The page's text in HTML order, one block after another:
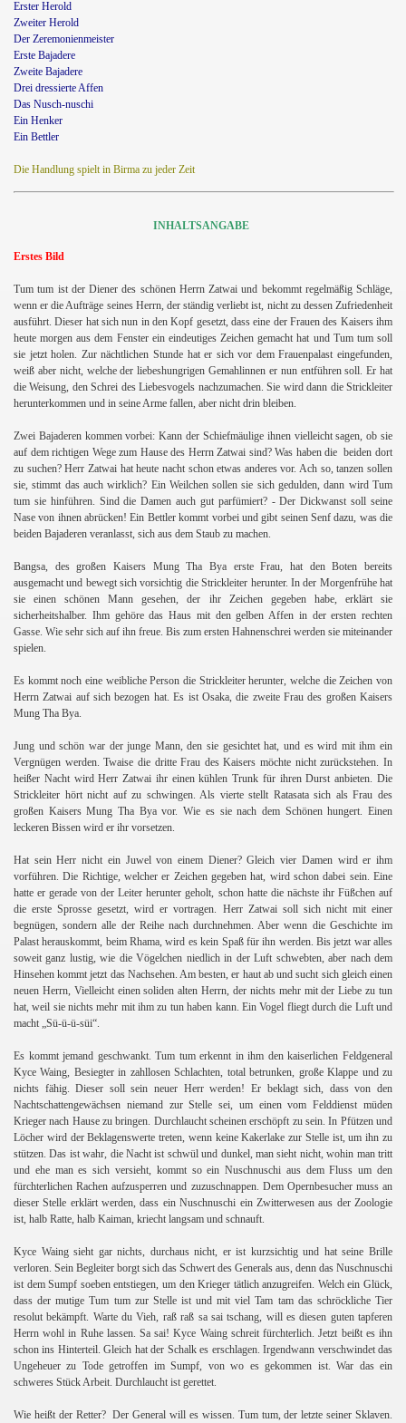
Erster Herold
Zweiter Herold
Der Zeremonienmeister
Erste Bajadere
Zweite Bajadere
Drei dressierte Affen
Das Nusch-nuschi
Ein Henker
Ein Bettler
Die Handlung spielt in Birma zu jeder Zeit
INHALTSANGABE
Erstes Bild
Tum tum ist der Diener des schönen Herrn Zatwai und bekommt regelmäßig Schläge,
wenn er die Aufträge seines Herrn, der ständig verliebt ist, nicht zu dessen Zufriedenheit
ausführt. Dieser hat sich nun in den Kopf gesetzt, dass eine der Frauen des Kaisers ihm
heute morgen aus dem Fenster ein eindeutiges Zeichen gemacht hat und Tum tum soll
sie jetzt holen. Zur nächtlichen Stunde hat er sich vor dem Frauenpalast eingefunden,
weiß aber nicht, welche der liebeshungrigen Gemahlinnen er nun entführen soll. Er hat
die Weisung, den Schrei des Liebesvogels nachzumachen. Sie wird dann die Strickleiter
herunterkommen und in seine Arme fallen, aber nicht drin bleiben.
Zwei Bajaderen kommen vorbei: Kann der Schiefmäulige ihnen vielleicht sagen, ob sie
auf dem richtigen Wege zum Hause des Herrn Zatwai sind? Was haben die beiden dort
zu suchen? Herr Zatwai hat heute nacht schon etwas anderes vor. Ach so, tanzen sollen
sie, stimmt das auch wirklich? Ein Weilchen sollen sie sich gedulden, dann wird Tum
tum sie hinführen. Sind die Damen auch gut parfümiert? - Der Dickwanst soll seine
Nase von ihnen abrücken! Ein Bettler kommt vorbei und gibt seinen Senf dazu, was die
beiden Bajaderen veranlasst, sich aus dem Staub zu machen.
Bangsa, des großen Kaisers Mung Tha Bya erste Frau, hat den Boten bereits
ausgemacht und bewegt sich vorsichtig die Strickleiter herunter. In der Morgenfrühe hat
sie einen schönen Mann gesehen, der ihr Zeichen gegeben habe, erklärt sie
sicherheitshalber. Ihm gehöre das Haus mit den gelben Affen in der ersten rechten
Gasse. Wie sehr sich auf ihn freue. Bis zum ersten Hahnenschrei werden sie miteinander
spielen.
Es kommt noch eine weibliche Person die Strickleiter herunter, welche die Zeichen von
Herrn Zatwai auf sich bezogen hat. Es ist Osaka, die zweite Frau des großen Kaisers
Mung Tha Bya.
Jung und schön war der junge Mann, den sie gesichtet hat, und es wird mit ihm ein
Vergnügen werden. Twaise die dritte Frau des Kaisers möchte nicht zurückstehen. In
heißer Nacht wird Herr Zatwai ihr einen kühlen Trunk für ihren Durst anbieten. Die
Strickleiter hört nicht auf zu schwingen. Als vierte stellt Ratasata sich als Frau des
großen Kaisers Mung Tha Bya vor. Wie es sie nach dem Schönen hungert. Einen
leckeren Bissen wird er ihr vorsetzen.
Hat sein Herr nicht ein Juwel von einem Diener? Gleich vier Damen wird er ihm
vorführen. Die Richtige, welcher er Zeichen gegeben hat, wird schon dabei sein. Eine
hatte er gerade von der Leiter herunter geholt, schon hatte die nächste ihr Füßchen auf
die erste Sprosse gesetzt, wird er vortragen. Herr Zatwai soll sich nicht mit einer
begnügen, sondern alle der Reihe nach durchnehmen. Aber wenn die Geschichte im
Palast herauskommt, beim Rhama, wird es kein Spaß für ihn werden. Bis jetzt war alles
soweit ganz lustig, wie die Vögelchen niedlich in der Luft schwebten, aber nach dem
Hinsehen kommt jetzt das Nachsehen. Am besten, er haut ab und sucht sich gleich einen
neuen Herrn, Vielleicht einen soliden alten Herrn, der nichts mehr mit der Liebe zu tun
hat, weil sie nichts mehr mit ihm zu tun haben kann. Ein Vogel fliegt durch die Luft und
macht „Sü-ü-ü-süi“.
Es kommt jemand geschwankt. Tum tum erkennt in ihm den kaiserlichen Feldgeneral
Kyce Waing, Besiegter in zahllosen Schlachten, total betrunken, große Klappe und zu
nichts fähig. Dieser soll sein neuer Herr werden! Er beklagt sich, dass von den
Nachtschattengewächsen niemand zur Stelle sei, um einen vom Felddienst müden
Krieger nach Hause zu bringen. Durchlaucht scheinen erschöpft zu sein. In Pfützen und
Löcher wird der Beklagenswerte treten, wenn keine Kakerlake zur Stelle ist, um ihn zu
stützen. Das ist wahr, die Nacht ist schwül und dunkel, man sieht nicht, wohin man tritt
und ehe man es sich versieht, kommt so ein Nuschnuschi aus dem Fluss um den
fürchterlichen Rachen aufzusperren und zuzuschnappen. Dem Opernbesucher muss an
dieser Stelle erklärt werden, dass ein Nuschnuschi ein Zwitterwesen aus der Zoologie
ist, halb Ratte, halb Kaiman, kriecht langsam und schnauft.
Kyce Waing sieht gar nichts, durchaus nicht, er ist kurzsichtig und hat seine Brille
verloren. Sein Begleiter borgt sich das Schwert des Generals aus, denn das Nuschnuschi
ist dem Sumpf soeben entstiegen, um den Krieger tätlich anzugreifen. Welch ein Glück,
dass der mutige Tum tum zur Stelle ist und mit viel Tam tam das schröckliche Tier
resolut bekämpft. Warte du Vieh, raß raß sa sai tschang, will es diesen guten tapferen
Herrn wohl in Ruhe lassen. Sa sai! Kyce Waing schreit fürchterlich. Jetzt beißt es ihn
schon ins Hinterteil. Gleich hat der Schalk es erschlagen. Irgendwann verschwindet das
Ungeheuer zu Tode getroffen im Sumpf, von wo es gekommen ist. War das ein
schweres Stück Arbeit. Durchlaucht ist gerettet.
Wie heißt der Retter? Der General will es wissen. Tum tum, der letzte seiner Sklaven.